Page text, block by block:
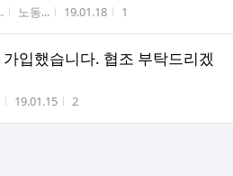
작성자
노동... 작성시간
19.01.18 조회수
1
입했습니다. 협조 부탁드리겠
작성시간
19.01.15 조회수
2